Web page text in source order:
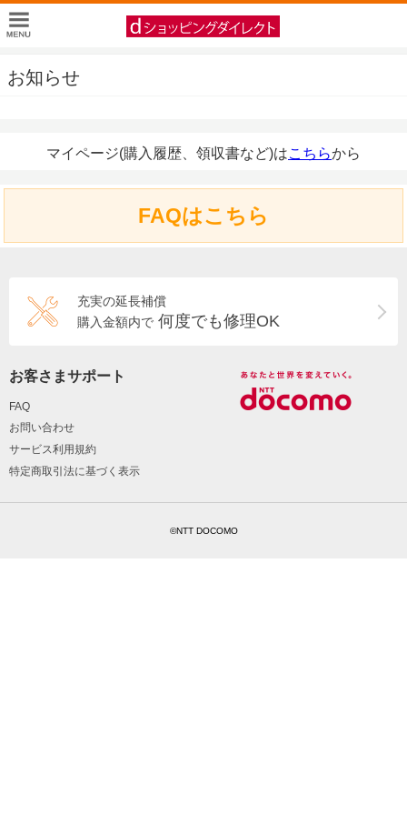
お知らせ
マイページ(購入履歴、領収書など)はこちらから
FAQはこちら
充実の延長補償
購入金額内で 何度でも修理OK
お客さまサポート
FAQ
お問い合わせ
サービス利用規約
特定商取引法に基づく表示
©NTT DOCOMO